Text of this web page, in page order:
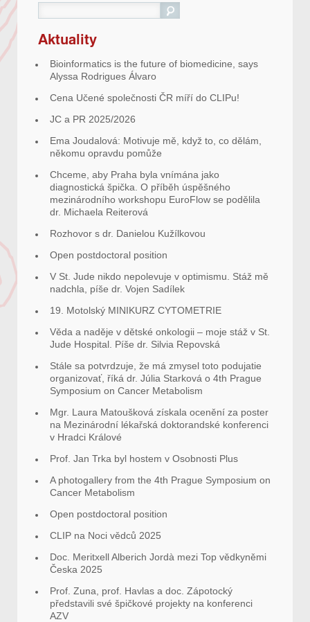
Aktuality
Bioinformatics is the future of biomedicine, says
Alyssa Rodrigues Álvaro
Cena Učené společnosti ČR míří do CLIPu!
JC a PR 2025/2026
Ema Joudalová: Motivuje mě, když to, co dělám,
někomu opravdu pomůže
Chceme, aby Praha byla vnímána jako
diagnostická špička. O příběh úspěšného
mezinárodního workshopu EuroFlow se podělila
dr. Michaela Reiterová
Rozhovor s dr. Danielou Kužílkovou
Open postdoctoral position
V St. Jude nikdo nepolevuje v optimismu. Stáž mě
nadchla, píše dr. Vojen Sadílek
19. Motolský MINIKURZ CYTOMETRIE
Věda a naděje v dětské onkologii – moje stáž v St.
Jude Hospital. Píše dr. Silvia Repovská
Stále sa potvrdzuje, že má zmysel toto podujatie
organizovať, říká dr. Júlia Starková o 4th Prague
Symposium on Cancer Metabolism
Mgr. Laura Matoušková získala ocenění za poster
na Mezinárodní lékařská doktorandské konferenci
v Hradci Králové
Prof. Jan Trka byl hostem v Osobnosti Plus
A photogallery from the 4th Prague Symposium on
Cancer Metabolism
Open postdoctoral position
CLIP na Noci vědců 2025
Doc. Meritxell Alberich Jordà mezi Top vědkyněmi
Česka 2025
Prof. Zuna, prof. Havlas a doc. Zápotocký
představili své špičkové projekty na konferenci
AZV